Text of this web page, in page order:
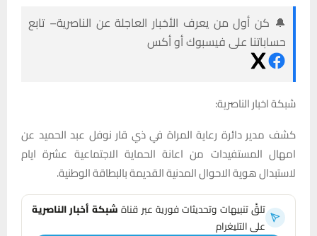
🔔 كن أول من يعرف الأخبار العاجلة عن الناصرية– تابع
حساباتنا على فيسبوك أو أكس
شبكة اخبار الناصرية:
كشف مدير دائرة رعاية المراة في ذي قار نوفل عبد الحميد عن
امهال المستفيدات من اعانة الحماية الاجتماعية عشرة ايام
لاستبدال هوية الاحوال المدنية القديمة بالبطاقة الوطنية.
تلقَّ تنبيهات وتحديثات فورية عبر قناةشبكة أخبار الناصرية
على التليغرام